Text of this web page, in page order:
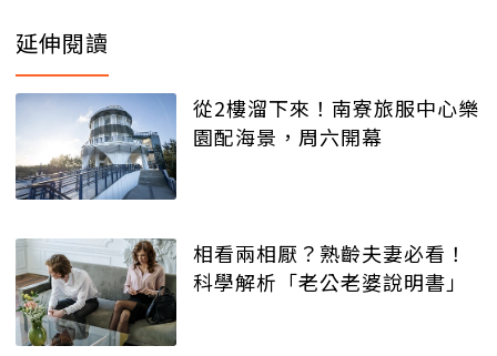
延伸閱讀
從2樓溜下來！南寮旅服中心樂
園配海景，周六開幕
相看兩相厭？熟齡夫妻必看！
科學解析「老公老婆說明書」